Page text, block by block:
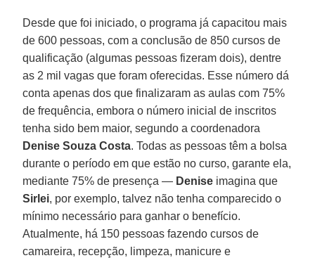
Desde que foi iniciado, o programa já capacitou mais
de 600 pessoas, com a conclusão de 850 cursos de
qualificação (algumas pessoas fizeram dois), dentre
as 2 mil vagas que foram oferecidas. Esse número dá
conta apenas dos que finalizaram as aulas com 75%
de frequência, embora o número inicial de inscritos
tenha sido bem maior, segundo a coordenadora
Denise Souza Costa. Todas as pessoas têm a bolsa
durante o período em que estão no curso, garante ela,
mediante 75% de presença — Denise imagina que
Sirlei, por exemplo, talvez não tenha comparecido o
mínimo necessário para ganhar o benefício.
Atualmente, há 150 pessoas fazendo cursos de
camareira, recepção, limpeza, manicure e